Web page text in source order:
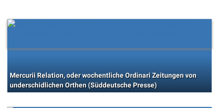
Mercurii Relation, oder wochentliche Ordinari Zeitungen von
underschidlichen Orthen (Süddeutsche Presse)